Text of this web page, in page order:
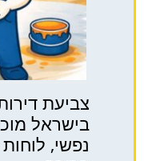
צביעת
בישראל
נפשי,